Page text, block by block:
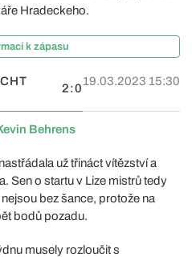
Hradeckeho.
k zápasu
2:0
19.03.2023 15:30
Behrens
už třináct vítězství a
Sen o startu v Lize mistrů tedy
bez šance, protože na
bodů pozadu.
musely rozloučit s